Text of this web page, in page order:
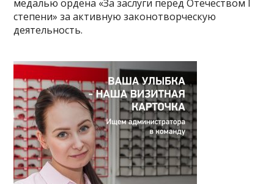
медалью ордена «За заслуги перед Отечеством I
степени» за активную законотворческую
деятельность.